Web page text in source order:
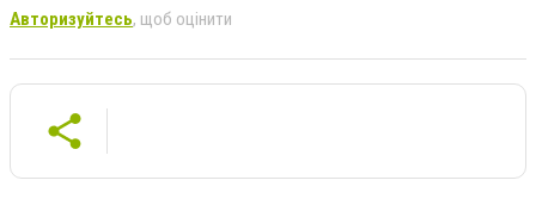
Авторизуйтесь, щоб оцінити